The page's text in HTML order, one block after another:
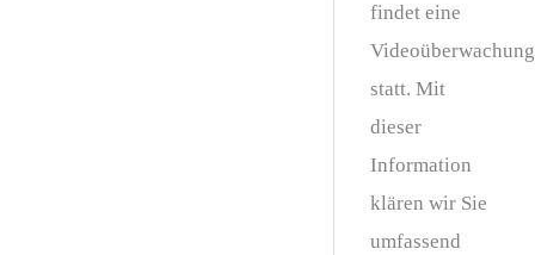
findet eine
Videoüberwachung
statt. Mit
dieser
Information
klären wir Sie
umfassend